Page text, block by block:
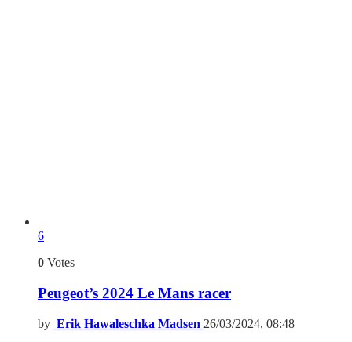
6
0 Votes
Peugeot’s 2024 Le Mans racer
by Erik Hawaleschka Madsen 26/03/2024, 08:48